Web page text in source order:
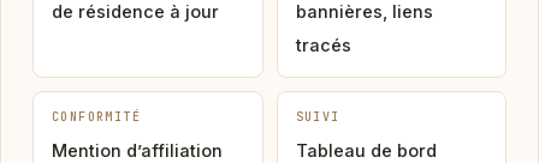
de résidence à jour
bannières, liens
tracés
CONFORMITÉ
Mention d’affiliation
SUIVI
Tableau de bord